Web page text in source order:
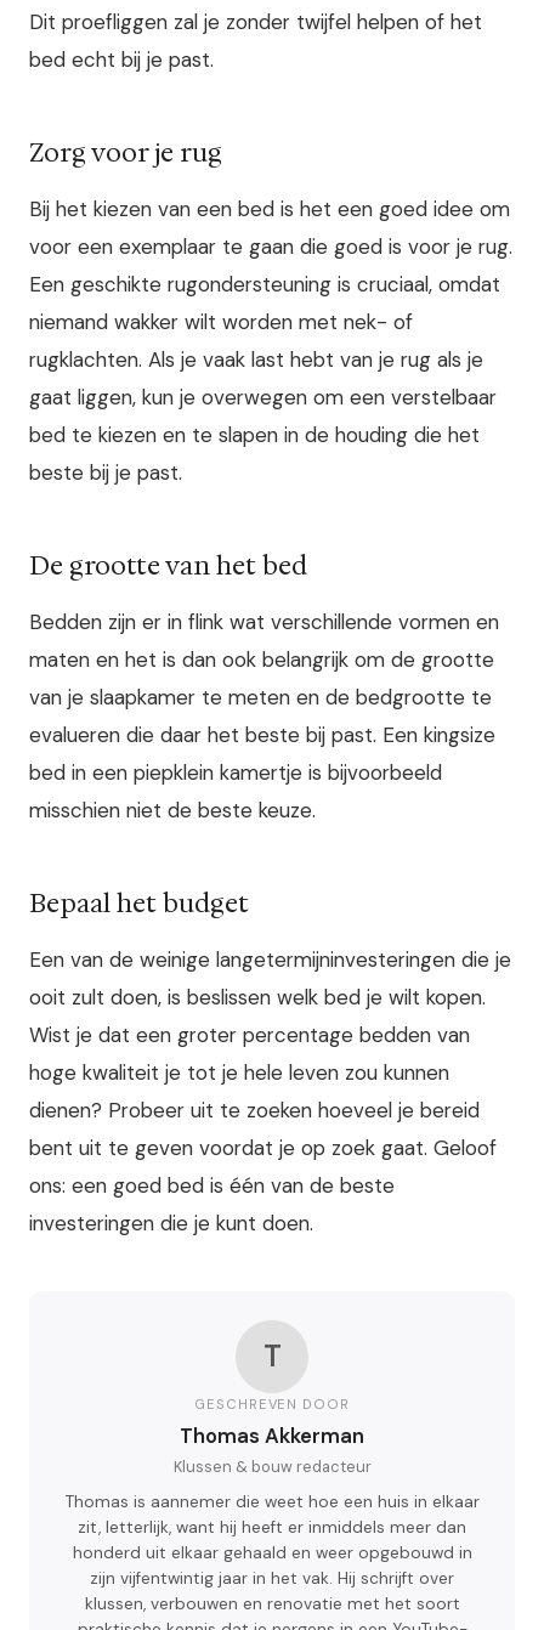
Dit proefliggen zal je zonder twijfel helpen of het
bed echt bij je past.
Zorg voor je rug
Bij het kiezen van een bed is het een goed idee om
voor een exemplaar te gaan die goed is voor je rug.
Een geschikte rugondersteuning is cruciaal, omdat
niemand wakker wilt worden met nek- of
rugklachten. Als je vaak last hebt van je rug als je
gaat liggen, kun je overwegen om een ​​verstelbaar
bed te kiezen en te slapen in de houding die het
beste bij je past.
De grootte van het bed
Bedden zijn er in flink wat verschillende vormen en
maten en het is dan ook belangrijk om de grootte
van je slaapkamer te meten en de bedgrootte te
evalueren die daar het beste bij past. Een kingsize
bed in een piepklein kamertje is bijvoorbeeld
misschien niet de beste keuze.
Bepaal het budget
Een van de weinige langetermijninvesteringen die je
ooit zult doen, is beslissen welk bed je wilt kopen.
Wist je dat een groter percentage bedden van
hoge kwaliteit je tot je hele leven zou kunnen
dienen? Probeer uit te zoeken hoeveel je bereid
bent uit te geven voordat je op zoek gaat. Geloof
ons: een goed bed is één van de beste
investeringen die je kunt doen.
T
GESCHREVEN DOOR
Thomas Akkerman
Klussen & bouw redacteur
Thomas is aannemer die weet hoe een huis in elkaar
zit, letterlijk, want hij heeft er inmiddels meer dan
honderd uit elkaar gehaald en weer opgebouwd in
zijn vijfentwintig jaar in het vak. Hij schrijft over
klussen, verbouwen en renovatie met het soort